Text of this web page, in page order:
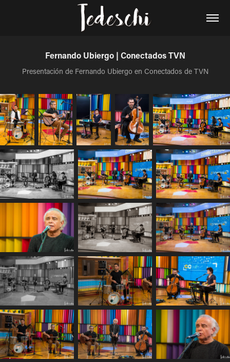
Fernando Ubiergo | Conectados TVN
Presentación de Fernando Ubiergo en Conectados de TVN